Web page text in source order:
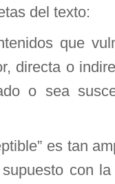
del texto:
que
directa o
o sea
es tan
con